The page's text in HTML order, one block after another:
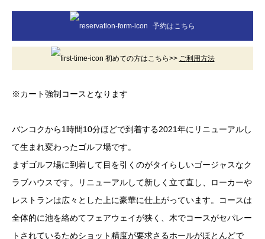
予約はこちら
初めての方はこちら>> ご利用方法
※カート強制コースとなります
バンコクから1時間10分ほどで到着する2021年にリニューアルし
て生まれ変わったゴルフ場です。
まずゴルフ場に到着して目を引くのがタイらしいゴージャスなク
ラブハウスです。リニューアルして新しく立て直し、ローカーや
レストランは広々とした上に豪華に仕上がっています。コースは
全体的に池を絡めてフェアウェイが狭く、木でコースがセパレー
トされているためショット精度が要求さるホールがほとんどで